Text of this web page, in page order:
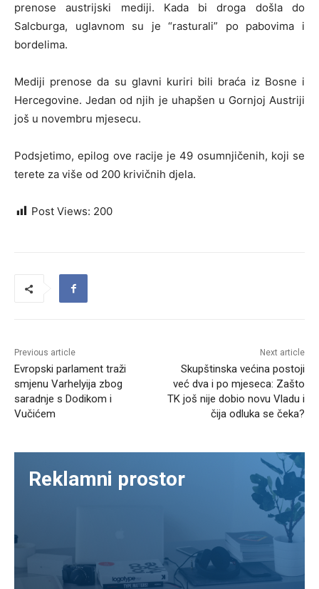
prenose austrijski mediji. Kada bi droga došla do
Salcburga, uglavnom su je “rasturali” po pabovima i
bordelima.
Mediji prenose da su glavni kuriri bili braća iz Bosne i
Hercegovine. Jedan od njih je uhapšen u Gornjoj Austriji
još u novembru mjesecu.
Podsjetimo, epilog ove racije je 49 osumnjičenih, koji se
terete za više od 200 krivičnih djela.
Post Views: 200
Previous article
Evropski parlament traži
smjenu Varhelyija zbog
saradnje s Dodikom i
Vučićem
Next article
Skupštinska većina postoji
već dva i po mjeseca: Zašto
TK još nije dobio novu Vladu i
čija odluka se čeka?
Reklamni prostor